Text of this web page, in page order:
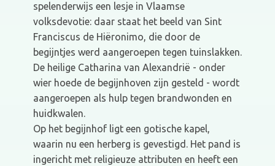
spelenderwijs een lesje in Vlaamse
volksdevotie: daar staat het beeld van Sint
Franciscus de Hiëronimo, die door de
begijntjes werd aangeroepen tegen tuinslakken.
De heilige Catharina van Alexandrië - onder
wier hoede de begijnhoven zijn gesteld - wordt
aangeroepen als hulp tegen brandwonden en
huidkwalen.
Op het begijnhof ligt een gotische kapel,
waarin nu een herberg is gevestigd. Het pand is
ingericht met religieuze attributen en heeft een